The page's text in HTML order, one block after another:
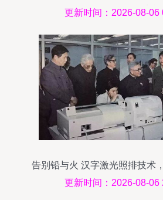
Myprice价格网实机
更新时间：2026-08-06
告别铅与火 汉字激光照排技术
更新时间：2026-08-06